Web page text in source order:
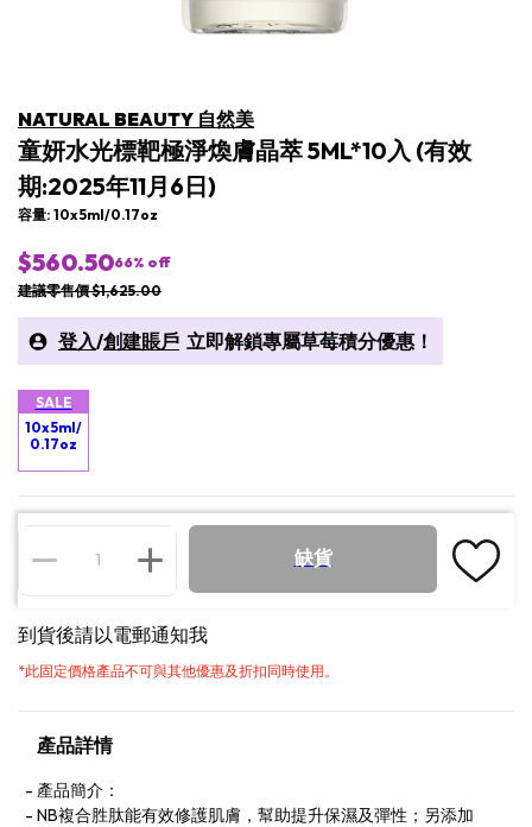
NATURAL BEAUTY 自然美
童妍水光標靶極淨煥膚晶萃 5ML*10入 (有效
期:2025年11月6日)
容量: 10x 5ml/0.17oz
$560.5066% off
建議零售價 $1,625.00
登入/創建賬戶 立即解鎖專屬草莓積分優惠！
SALE
10x 5ml/
0.17oz
缺貨
到貨後請以電郵通知我
*此固定價格產品不可與其他優惠及折扣同時使用。
產品詳情
產品簡介：
NB複合胜肽能有效修護肌膚，幫助提升保濕及彈性；另添加